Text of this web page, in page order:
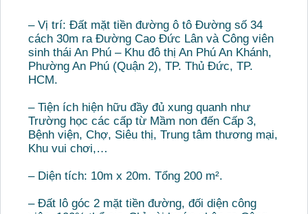
– Vị trí: Đất mặt tiền đường ô tô Đường số 34
cách 30m ra Đường Cao Đức Lân và Công viên
sinh thái An Phú – Khu đô thị An Phú An Khánh,
Phường An Phú (Quận 2), TP. Thủ Đức, TP.
HCM.
– Tiện ích hiện hữu đầy đủ xung quanh như
Trường học các cấp từ Mầm non đến Cấp 3,
Bệnh viện, Chợ, Siêu thị, Trung tâm thương mại,
Khu vui chơi,…
– Diện tích: 10m x 20m. Tổng 200 m².
– Đất lô góc 2 mặt tiền đường, đối diện công